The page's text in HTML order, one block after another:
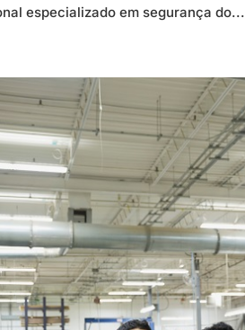
especializado em segurança do...